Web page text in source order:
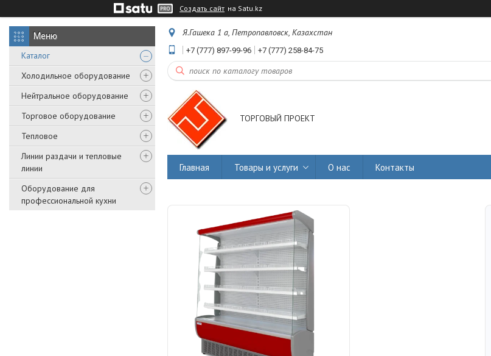
Создать сайт на Satu.kz
Каталог
Холодильное оборудование
Нейтральное оборудование
Торговое оборудование
Тепловое
Линии раздачи и тепловые
линии
Оборудование для
профессиональной кухни
Я.Гашека 1 а, Петропавловск, Казахстан
+7 (777) 897-99-96 +7 (777) 258-84-75
ТОРГОВЫЙ ПРОЕКТ
Главная Товары и услуги О нас Контакты